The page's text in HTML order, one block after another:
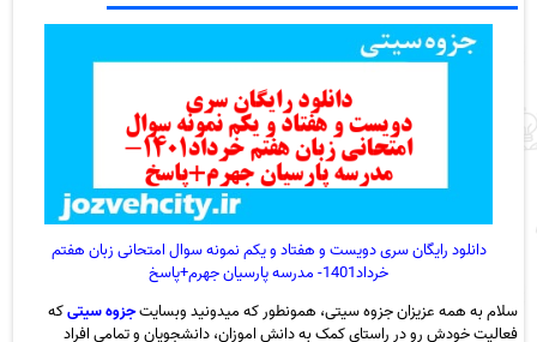
دانلود رایگان سری دویست و هفتاد و یکم نمونه سوال امتحانی زبان هفتم
خرداد1401- مدرسه پارسیان جهرم+پاسخ
سلام به همه عزیزان جزوه سیتی، همونطور که میدونید وبسایتجزوه سیتیکه
فعالیت خودش رو در راستای کمک به دانش اموزان، دانشجویان و تمامی افراد